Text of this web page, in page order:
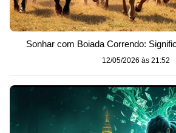
Sonhar com Boiada Correndo:
12/05/2026 às 21:52